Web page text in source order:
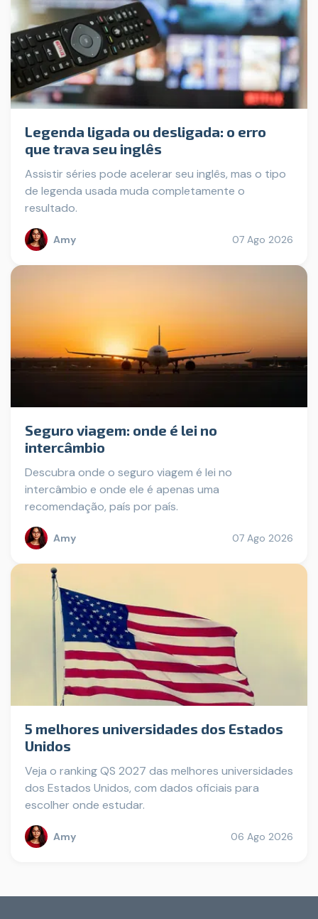
Legenda ligada ou desligada: o erro
que trava seu inglês
Assistir séries pode acelerar seu inglês, mas o tipo
de legenda usada muda completamente o
resultado.
Amy 07 Ago 2026
Seguro viagem: onde é lei no
intercâmbio
Descubra onde o seguro viagem é lei no
intercâmbio e onde ele é apenas uma
recomendação, país por país.
Amy 07 Ago 2026
5 melhores universidades dos Estados
Unidos
Veja o ranking QS 2027 das melhores universidades
dos Estados Unidos, com dados oficiais para
escolher onde estudar.
Amy 06 Ago 2026